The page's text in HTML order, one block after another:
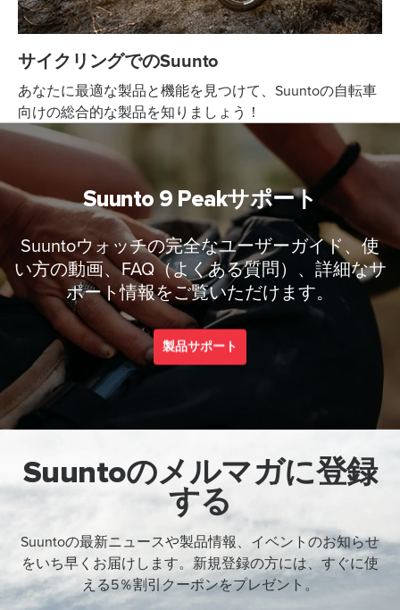
サイクリングでのSuunto
あなたに最適な製品と機能を見つけて、Suuntoの自転車
向けの総合的な製品を知りましょう！
Suunto 9 Peakサポート
Suuntoウォッチの完全なユーザーガイド、使
い方の動画、FAQ（よくある質問）、詳細なサ
ポート情報をご覧いただけます。
製品サポート
Suuntoのメルマガに登録
する
Suuntoの最新ニュースや製品情報、イベントのお知らせ
をいち早くお届けします。新規登録の方には、すぐに使
える5％割引クーポンをプレゼント。